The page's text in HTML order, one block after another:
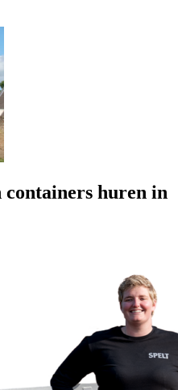
containers huren in